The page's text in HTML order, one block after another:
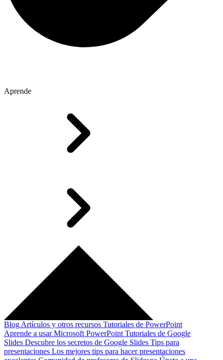
Aprende
Blog Artículos y otros recursos Tutoriales de PowerPoint
Aprende a usar Microsoft PowerPoint Tutoriales de Google
Slides Descubre los secretos de Google Slides Tips para
presentaciones Los mejores tips para hacer presentaciones